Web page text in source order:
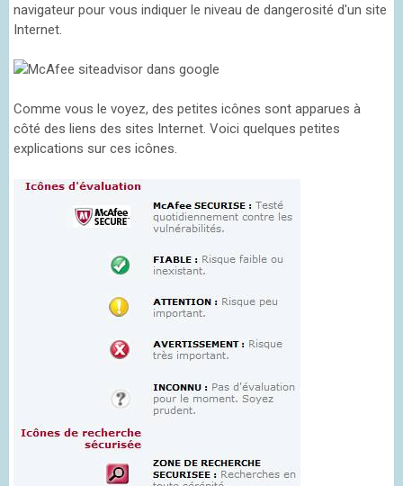
navigateur pour vous indiquer le niveau de dangerosité d'un site
Internet.
Comme vous le voyez, des petites icônes sont apparues à
côté des liens des sites Internet. Voici quelques petites
explications sur ces icônes.